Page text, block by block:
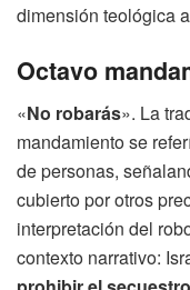
dimensión teológica
Octavo
«No robarás». La
mandamiento se
de personas,
cubierto por otros
interpretación del
contexto narrativo: